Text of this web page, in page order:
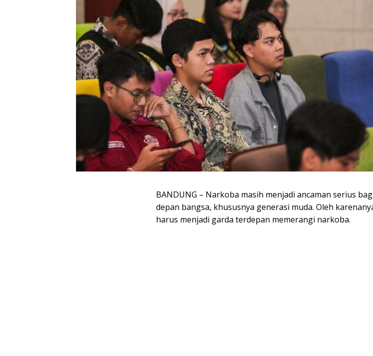
BANDUNG – Narkoba masih menjadi ancaman serius
depan bangsa, khususnya generasi muda. Oleh
harus menjadi garda terdepan memerangi narkoba.